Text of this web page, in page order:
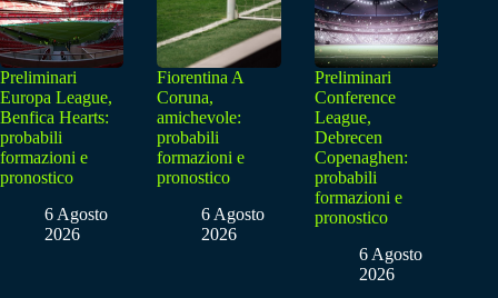
Preliminari
Europa League,
Benfica Hearts:
probabili
formazioni e
pronostico
6 Agosto
2026
Fiorentina A
Coruna,
amichevole:
probabili
formazioni e
pronostico
6 Agosto
2026
Preliminari
Conference
League,
Debrecen
Copenaghen:
probabili
formazioni e
pronostico
6 Agosto
2026